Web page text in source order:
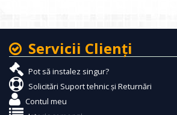
Servicii Clienţi
Pot să instalez singur?
Solicitări Suport tehnic și Returnări
Contul meu